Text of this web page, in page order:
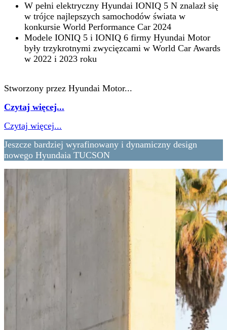
W pełni elektryczny Hyundai IONIQ 5 N znalazł się
w trójce najlepszych samochodów świata w
konkursie World Performance Car 2024
Modele IONIQ 5 i IONIQ 6 firmy Hyundai Motor
były trzykrotnymi zwycięzcami w World Car Awards
w 2022 i 2023 roku
Stworzony przez Hyundai Motor...
Czytaj więcej...
Czytaj więcej...
Jeszcze bardziej wyrafinowany i dynamiczny design
nowego Hyundaia TUCSON